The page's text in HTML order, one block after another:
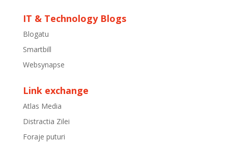
IT & Technology Blogs
Blogatu
Smartbill
Websynapse
Link exchange
Atlas Media
Distractia Zilei
Foraje puturi